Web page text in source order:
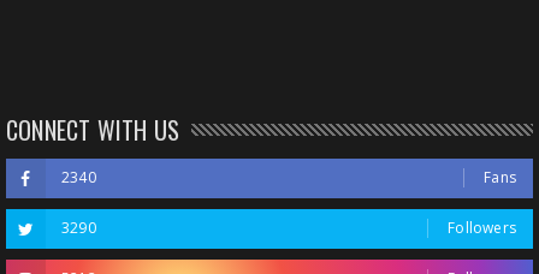
CONNECT WITH US
2340 Fans
3290 Followers